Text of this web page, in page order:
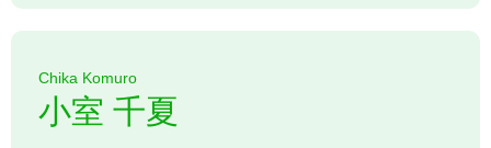
Chika Komuro
小室 千夏